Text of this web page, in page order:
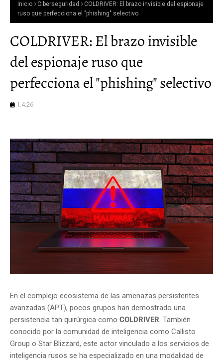
Inicio Ciberseguridad
COLDRIVER: El brazo invisible del espionaje
ruso que perfecciona el "phishing" selectivo
COLDRIVER: El brazo invisible
del espionaje ruso que
perfecciona el "phishing" selectivo
1.4.26
En el complejo ecosistema de las amenazas persistentes
avanzadas (APT), pocos grupos han demostrado una
persistencia tan quirúrgica como COLDRIVER . También
conocido por la comunidad de inteligencia como Callisto
Group o Star Blizzard, este actor vinculado a los servicios de
inteligencia rusos se ha especializado en una modalidad de